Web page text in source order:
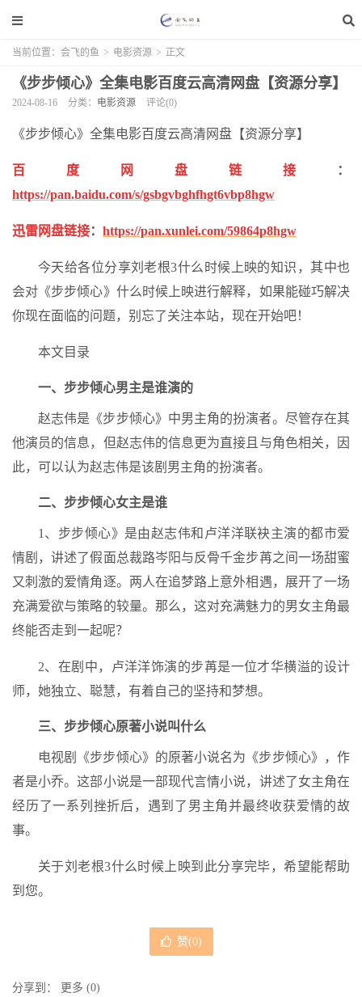
当前位置： 会飞的鱼 > 电影资源 > 正文
《步步倾心》全集电影百度云高清网盘【资源分享】
2024-08-16 分类： 电影资源 评论(0)
《步步倾心》全集电影百度云高清网盘【资源分享】
百度网盘链接
：
https://pan.baidu.com/s/gsbgvbghfhgt6vbp8hgw
迅雷网盘链接： https://pan.xunlei.com/59864p8hgw
今天给各位分享刘老根3什么时候上映的知识，其中也
会对《步步倾心》什么时候上映进行解释，如果能碰巧解决
你现在面临的问题，别忘了关注本站，现在开始吧！
本文目录
一、步步倾心男主是谁演的
赵志伟是《步步倾心》中男主角的扮演者。尽管存在其
他演员的信息，但赵志伟的信息更为直接且与角色相关，因
此，可以认为赵志伟是该剧男主角的扮演者。
二、步步倾心女主是谁
1、步步倾心》是由赵志伟和卢洋洋联袂主演的都市爱
情剧，讲述了假面总裁路岑阳与反骨千金步苒之间一场甜蜜
又刺激的爱情角逐。两人在追梦路上意外相遇，展开了一场
充满爱欲与策略的较量。那么，这对充满魅力的男女主角最
终能否走到一起呢？
2、在剧中，卢洋洋饰演的步苒是一位才华横溢的设计
师，她独立、聪慧，有着自己的坚持和梦想。
三、步步倾心原著小说叫什么
电视剧《步步倾心》的原著小说名为《步步倾心》，作
者是小乔。这部小说是一部现代言情小说，讲述了女主角在
经历了一系列挫折后，遇到了男主角并最终收获爱情的故
事。
关于刘老根3什么时候上映到此分享完毕，希望能帮助
到您。
赞(0)
分享到： 更多 (0)